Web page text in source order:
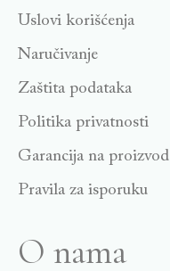
Uslovi korišćenja
Naručivanje
Zaštita podataka
Politika privatnosti
Garancija na proizvod
Pravila za isporuku
O nama